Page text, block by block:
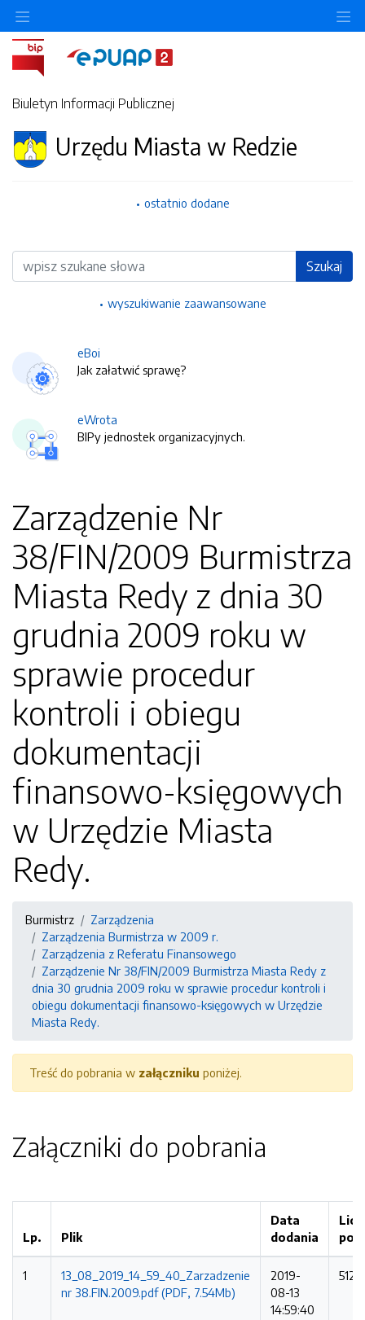
Biuletyn Informacji Publicznej
Urzędu Miasta w Redzie
ostatnio dodane
Wyszukiwarka Szukaj
wyszukiwanie zaawansowane
eBoi
Jak załatwić sprawę?
eWrota
BIPy jednostek organizacyjnych.
Zarządzenie Nr
38/FIN/2009 Burmistrza
Miasta Redy z dnia 30
grudnia 2009 roku w
sprawie procedur
kontroli i obiegu
dokumentacji
finansowo-księgowych
w Urzędzie Miasta
Redy.
Burmistrz
Zarządzenia
Zarządzenia Burmistrza w 2009 r.
Zarządzenia z Referatu Finansowego
Zarządzenie Nr 38/FIN/2009 Burmistrza Miasta Redy z
dnia 30 grudnia 2009 roku w sprawie procedur kontroli i
obiegu dokumentacji finansowo-księgowych w Urzędzie
Miasta Redy.
Treść do pobrania w załączniku poniżej.
Załączniki do pobrania
Lp. Plik
Data
dodania
1
13_08_2019_14_59_40_Zarzadzenie
nr 38.FIN.2009.pdf (PDF, 7.54Mb)
2019-
08-13
14:59:40
512